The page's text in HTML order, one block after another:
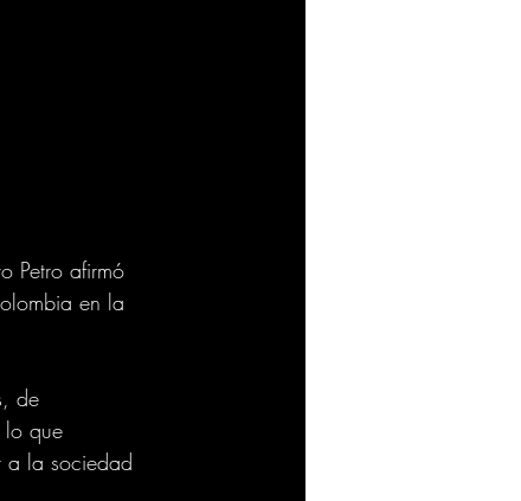
Petro afirmó
en la
de
lo que
a la sociedad